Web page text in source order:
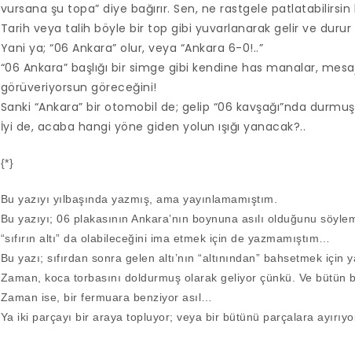
vursana şu topa” diye bağırır. Sen, ne rastgele
Tarih veya talih böyle bir top gibi yuvarlanarak gelir ve durur
Yani ya; “06 Ankara” olur, veya “Ankara 6-0!..”
“06 Ankara” başlığı bir simge gibi kendine has manalar,
görüveriyorsun göreceğini!
Sanki “Ankara” bir otomobil de; gelip “06 kavşağı”nda
İyi de, acaba hangi yöne giden yolun ışığı yanacak?..
{*}
Bu yazıyı yılbaşında yazmış, ama yayınlamamıştım.
Bu yazıyı; 06 plakasının Ankara’nın boynuna asılı olduğunu
“sıfırın altı” da olabileceğini ima etmek için de yazmamıştım…
Bu yazı; sıfırdan sonra gelen altı’nın “altınından” bahsetmek için
Zaman, koca torbasını doldurmuş olarak geliyor çünkü. Ve
Zaman ise, bir fermuara benziyor asıl…
Ya iki parçayı bir araya topluyor; veya bir bütünü parçalara